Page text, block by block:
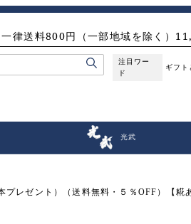
律送料800円（一部地域を除く）
注目ワー
ド
ギフト
光武
レゼント）（送料無料・５％OFF）【